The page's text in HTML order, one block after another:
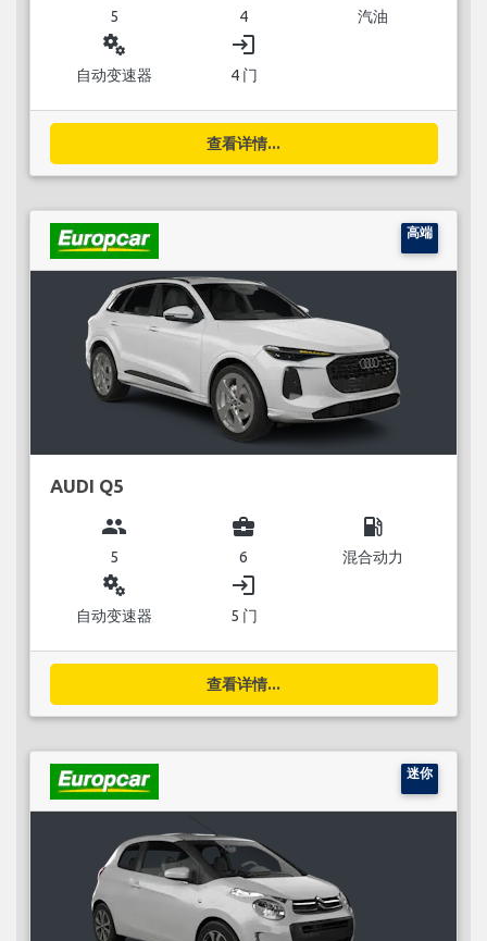
5 4 汽油
miscellaneous_services
自动变速器
login
4 门
查看详情...
高端
AUDI Q5
group
5
business_center
6
local_gas_station
混合动力
miscellaneous_services
自动变速器
login
5 门
查看详情...
迷你